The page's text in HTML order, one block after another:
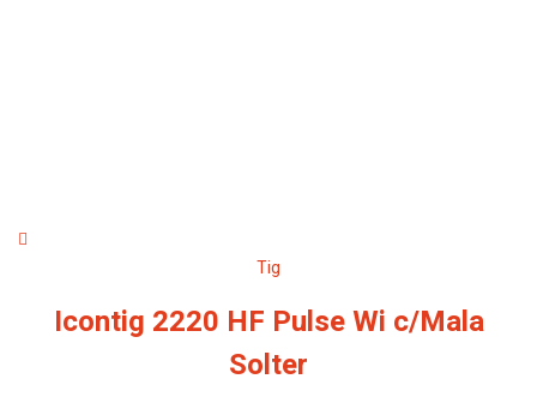
Tig
Icontig 2220 HF Pulse Wi c/Mala
Solter